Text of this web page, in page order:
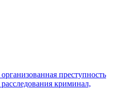
организованная преступность
расследования криминал,